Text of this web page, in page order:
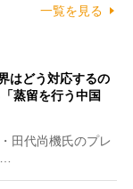
一覧を見る
はどう対応するの
蒸留を行う中国
田代尚機氏のプレ
…